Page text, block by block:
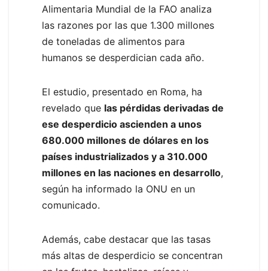
Alimentaria Mundial de la FAO analiza
las razones por las que 1.300 millones
de toneladas de alimentos para
humanos se desperdician cada año.
El estudio, presentado en Roma, ha
revelado que las pérdidas derivadas de
ese desperdicio ascienden a unos
680.000 millones de dólares en los
países industrializados y a 310.000
millones en las naciones en desarrollo,
según ha informado la ONU en un
comunicado.
Además, cabe destacar que las tasas
más altas de desperdicio se concentran